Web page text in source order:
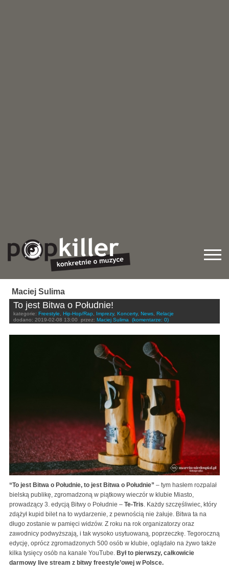
Maciej Sulima
To jest Bitwa o Południe!
kategorie: Freestyle, Hip-Hop/Rap, Imprezy, Koncerty, News, Relacje
dodano: 2019-02-08 13:00 przez: Maciej Sulima (komentarze: 0)
“To jest Bitwa o Południe, to jest Bitwa o Południe” – tym hasłem rozpalał
bielską publikę, zgromadzoną w piątkowy wieczór w klubie Miasto,
prowadzący 3. edycją Bitwy o Południe – Te-Tris. Każdy szczęśliwiec, który
zdążył kupid bilet na to wydarzenie, z pewnością nie żałuje. Bitwa ta na
długo zostanie w pamięci widzów. Z roku na rok organizatorzy oraz
zawodnicy podwyższają, i tak wysoko usytuowaną, poprzeczkę. Tegoroczną
edycję, oprócz zgromadzonych 500 osób w klubie, oglądało na żywo także
kilka tysięcy osób na kanale YouTube. Był to pierwszy, całkowicie
darmowy live stream z bitwy freestyle’owej w Polsce.